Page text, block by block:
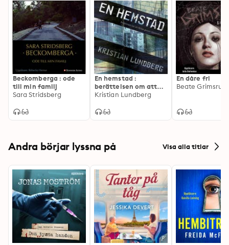
Beckomberga : ode
till min familj
Sara Stridsberg
En hemstad :
berättelsen om att
färdas genom
Kristian Lundberg
En dåre fri
Beate Grimsrud
Andra börjar lyssna på Visa alla titlar